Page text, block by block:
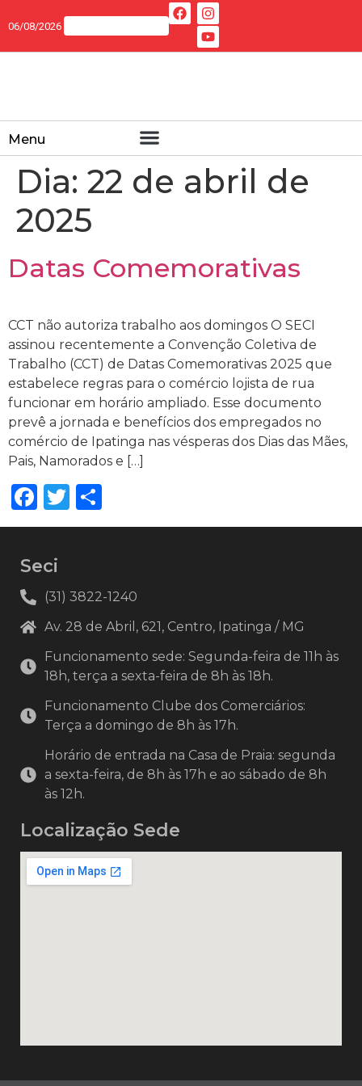
06/08/2026
Menu
Dia: 22 de abril de
2025
Datas Comemorativas
CCT não autoriza trabalho aos domingos O SECI
assinou recentemente a Convenção Coletiva de
Trabalho (CCT) de Datas Comemorativas 2025 que
estabelece regras para o comércio lojista de rua
funcionar em horário ampliado. Esse documento
prevê a jornada e benefícios dos empregados no
comércio de Ipatinga nas vésperas dos Dias das Mães,
Pais, Namorados e […]
Facebook
Twitter
Seci
(31) 3822-1240
Av. 28 de Abril, 621, Centro, Ipatinga / MG
Funcionamento sede: Segunda-feira de 11h às
18h, terça a sexta-feira de 8h às 18h.
Funcionamento Clube dos Comerciários:
Terça a domingo de 8h às 17h.
Horário de entrada na Casa de Praia: segunda
a sexta-feira, de 8h às 17h e ao sábado de 8h
às 12h.
Localização Sede